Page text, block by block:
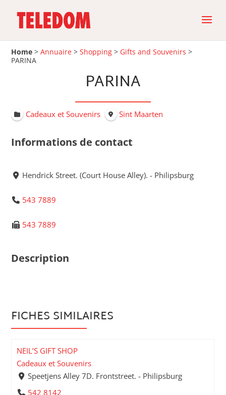
Home >Annuaire >Shopping > Gifts and Souvenirs >
PARINA
PARINA
Cadeaux et Souvenirs Sint Maarten
Informations de contact
Hendrick Street. (Court House Alley). - Philipsburg
543 7889
543 7889
Description
FICHES SIMILAIRES
NEIL’S GIFT SHOP
Cadeaux et Souvenirs
Speetjens Alley 7D. Frontstreet. - Philipsburg
542 8142